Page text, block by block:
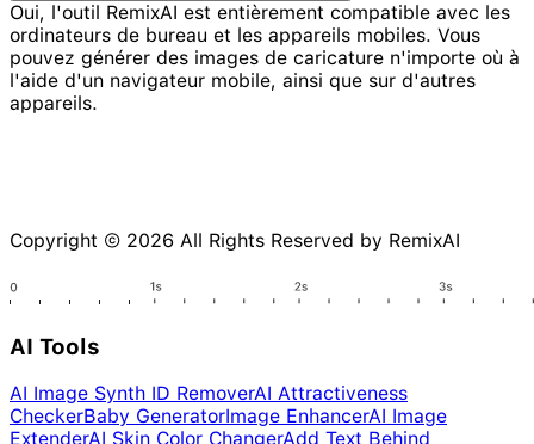
Oui, l'outil RemixAI est entièrement compatible avec les
ordinateurs de bureau et les appareils mobiles. Vous
pouvez générer des images de caricature n'importe où à
l'aide d'un navigateur mobile, ainsi que sur d'autres
appareils.
Copyright © 2026 All Rights Reserved by RemixAI
AI Tools
AI Image Synth ID RemoverAI Attractiveness
CheckerBaby GeneratorImage EnhancerAI Image
ExtenderAI Skin Color ChangerAdd Text Behind